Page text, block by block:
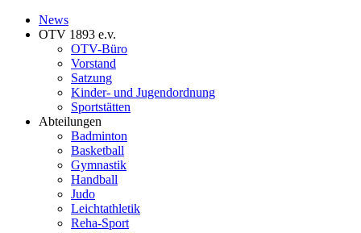
News
OTV 1893 e.v.
OTV-Büro
Vorstand
Satzung
Kinder- und Jugendordnung
Sportstätten
Abteilungen
Badminton
Basketball
Gymnastik
Handball
Judo
Leichtathletik
Reha-Sport